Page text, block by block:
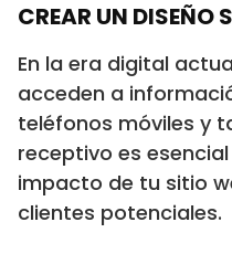
CREAR UN DISEÑO
En la era digital
acceden a
teléfonos móviles y
receptivo es
impacto de tu sitio
clientes potenciales.